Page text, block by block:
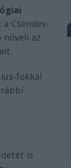
Csendes-
az
fokkal
is